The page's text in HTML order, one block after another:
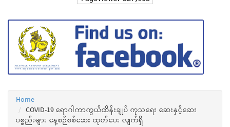
Home
COVID-19 ရောဂါကာကွယ်ထိန်းချုပ် ကုသရေး ဆေးနှင့်ဆေး
ပစ္စည်းများ နေ့စဉ်စစ်ဆေး ထုတ်ပေး လျက်ရှိ